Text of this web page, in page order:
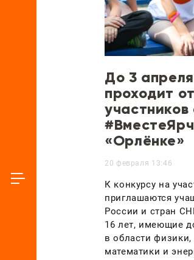
До 3 апреля
проходит
«Орлёнке»
20 февраля 13:46
К конкурсу на
приглашаются
России и стран
16 лет, имеющие
в области физики,
математики и